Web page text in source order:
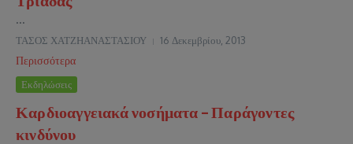
...
ΤΑΣΟΣ ΧΑΤΖΗΑΝΑΣΤΑΣΙΟΥ 16 Δεκεμβρίου, 2013
Περισσότερα
Εκδηλώσεις
Καρδιοαγγειακά νοσήματα – Παράγοντες
κινδύνου